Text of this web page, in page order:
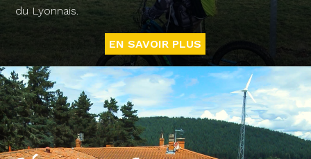
du Lyonnais.
EN SAVOIR PLUS